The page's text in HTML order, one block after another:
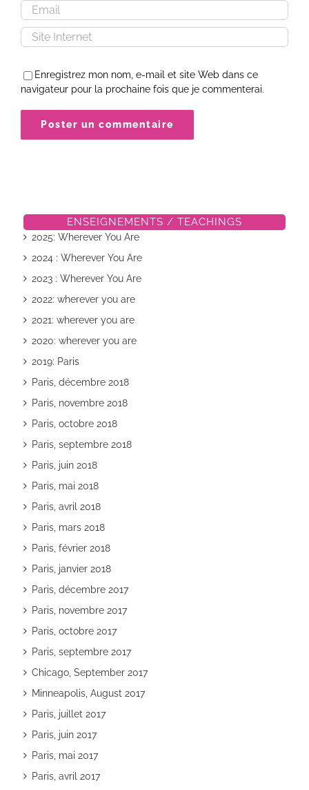
Enregistrez mon nom, e-mail et site Web dans ce
navigateur pour la prochaine fois que je commenterai.
ENSEIGNEMENTS / TEACHINGS
2025: Wherever You Are
2024 : Wherever You Are
2023 : Wherever You Are
2022: wherever you are
2021: wherever you are
2020: wherever you are
2019: Paris
Paris, décembre 2018
Paris, novembre 2018
Paris, octobre 2018
Paris, septembre 2018
Paris, juin 2018
Paris, mai 2018
Paris, avril 2018
Paris, mars 2018
Paris, février 2018
Paris, janvier 2018
Paris, décembre 2017
Paris, novembre 2017
Paris, octobre 2017
Paris, septembre 2017
Chicago, September 2017
Minneapolis, August 2017
Paris, juillet 2017
Paris, juin 2017
Paris, mai 2017
Paris, avril 2017